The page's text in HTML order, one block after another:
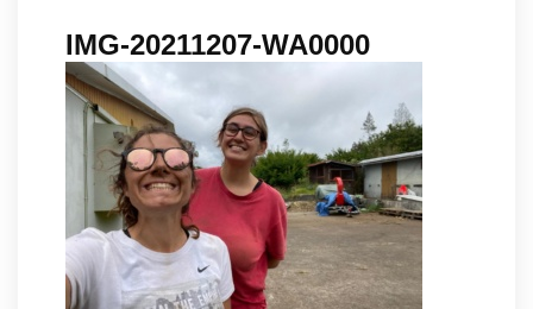
IMG-20211207-WA0000